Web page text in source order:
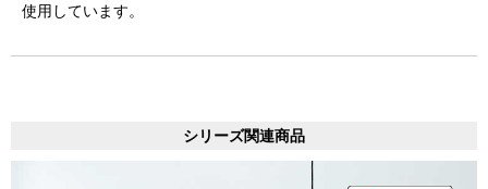
使用しています。
シリーズ関連商品